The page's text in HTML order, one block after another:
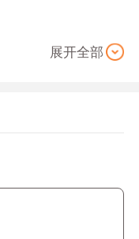
致的冒险和刺.激
情体验，为你带来热
展开全部